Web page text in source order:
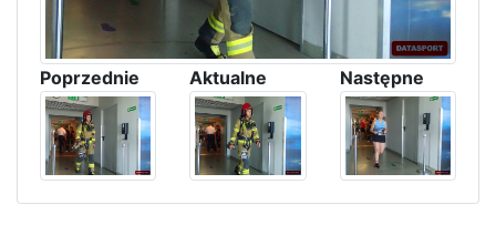
Poprzednie Aktualne Następne